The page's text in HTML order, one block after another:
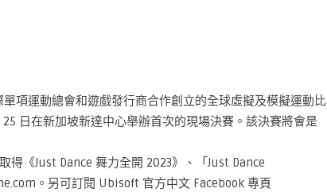
項運動總會和遊戲發行商合作創立的全球虛擬及模擬運動比
日在新加坡新達中心舉辦首次的現場決賽。該決賽將會是
《Just Dance 舞力全開 2023》、「Just Dance
。另可訂閱 Ubisoft 官方中文 Facebook 專頁